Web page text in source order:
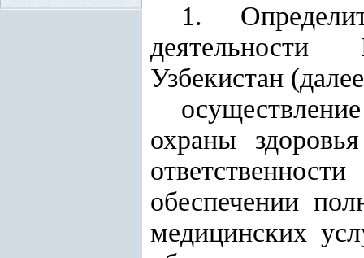
1.
деятельности
Узбекистан
охраны
обеспечении
медицинских